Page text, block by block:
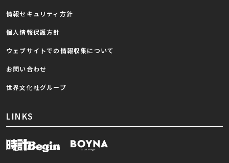
情報セキュリティ方針
個人情報保護方針
ウェブサイトでの情報収集について
お問い合わせ
世界文化社グループ
LINKS